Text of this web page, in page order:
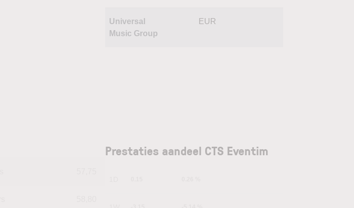
Universal
Music Group
EUR
Prestaties aandeel CTS Eventim